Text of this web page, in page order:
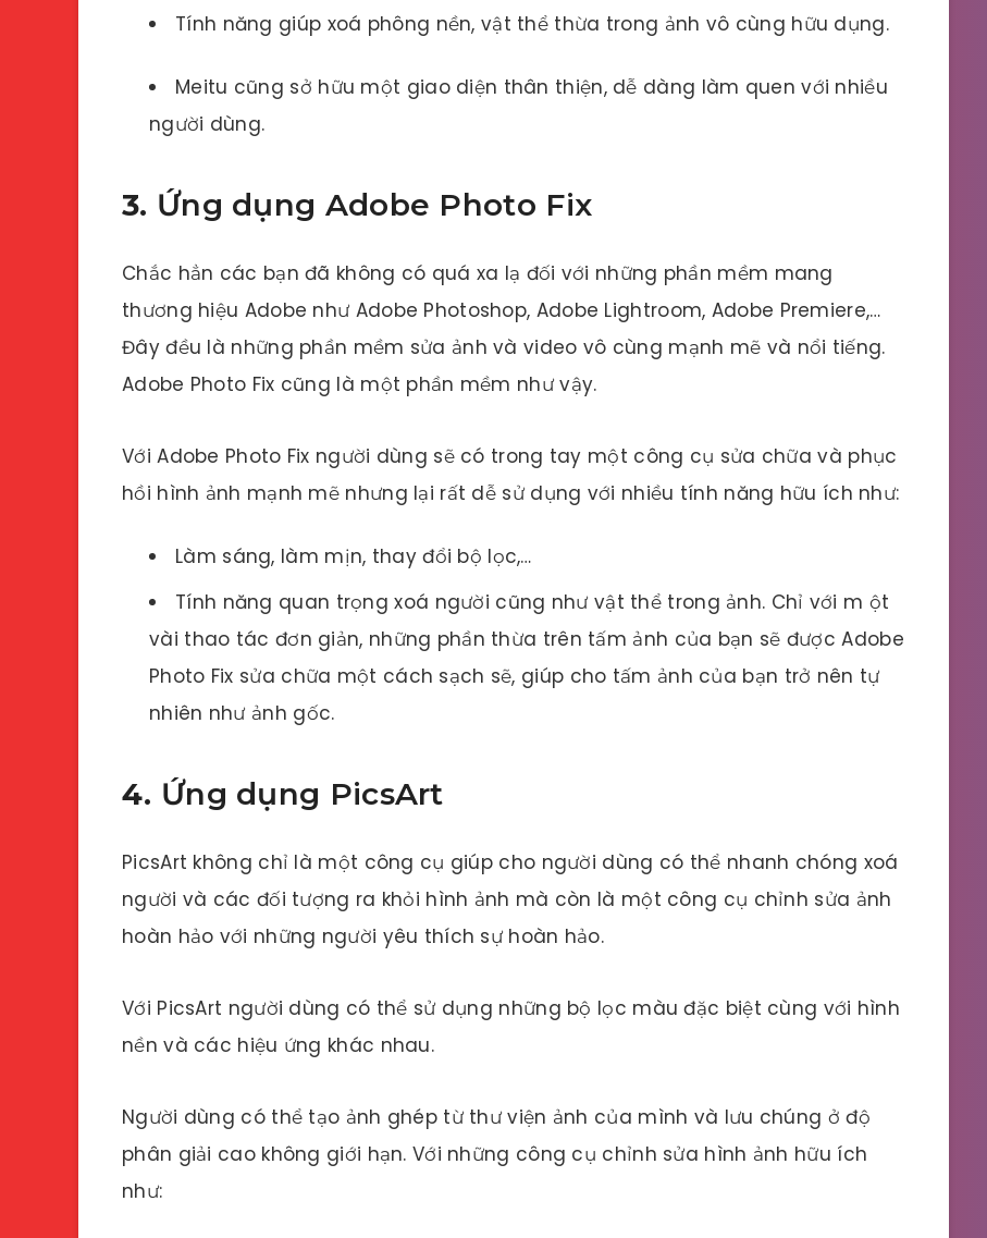
Tính năng giúp xoá phông nền, vật thể thừa trong ảnh vô cùng hữu dụng.
Meitu cũng sở hữu một giao diện thân thiện, dễ dàng làm quen với nhiều
người dùng.
3. Ứng dụng Adobe Photo Fix
Chắc hẳn các bạn đã không có quá xa lạ đối với những phần mềm mang
thương hiệu Adobe như Adobe Photoshop, Adobe Lightroom, Adobe Premiere,…
Đây đều là những phần mềm sửa ảnh và video vô cùng mạnh mẽ và nổi tiếng.
Adobe Photo Fix cũng là một phần mềm như vậy.
Với Adobe Photo Fix người dùng sẽ có trong tay một công cụ sửa chữa và phục
hồi hình ảnh mạnh mẽ nhưng lại rất dễ sử dụng với nhiều tính năng hữu ích như:
Làm sáng, làm mịn, thay đổi bộ lọc,…
Tính năng quan trọng xoá người cũng như vật thể trong ảnh. Chỉ với m ột
vài thao tác đơn giản, những phần thừa trên tấm ảnh của bạn sẽ được Adobe
Photo Fix sửa chữa một cách sạch sẽ, giúp cho tấm ảnh của bạn trở nên tự
nhiên như ảnh gốc.
4. Ứng dụng PicsArt
PicsArt không chỉ là một công cụ giúp cho người dùng có thể nhanh chóng xoá
người và các đối tượng ra khỏi hình ảnh mà còn là một công cụ chỉnh sửa ảnh
hoàn hảo với những người yêu thích sự hoàn hảo.
Với PicsArt người dùng có thể sử dụng những bộ lọc màu đặc biệt cùng với hình
nền và các hiệu ứng khác nhau.
Người dùng có thể tạo ảnh ghép từ thư viện ảnh của mình và lưu chúng ở độ
phân giải cao không giới hạn. Với những công cụ chỉnh sửa hình ảnh hữu ích
như: